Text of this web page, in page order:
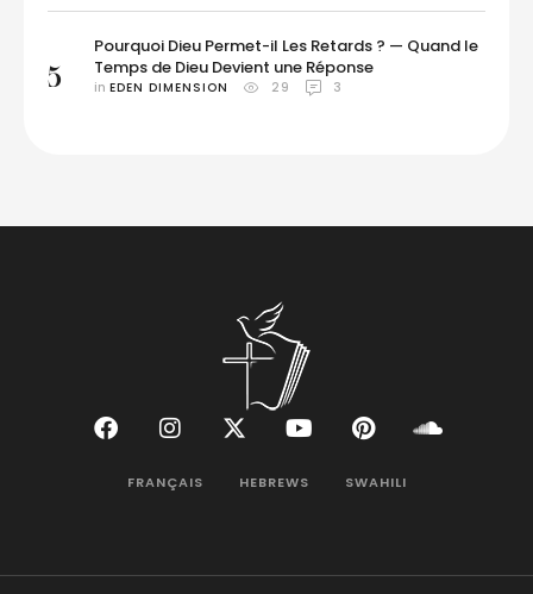
5
Pourquoi Dieu Permet-il Les Retards ? — Quand le
Temps de Dieu Devient une Réponse
in EDEN DIMENSION 29 3
FRANÇAIS HEBREWS SWAHILI